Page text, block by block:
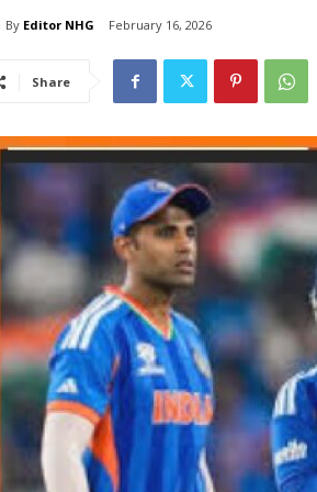
By Editor NHG February 16, 2026
Share